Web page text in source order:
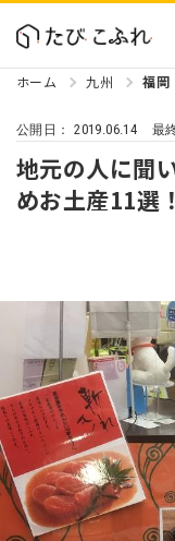
ホーム 九州 福岡
公開日：2019.06.14 最
地元の人に聞
めお土産11選